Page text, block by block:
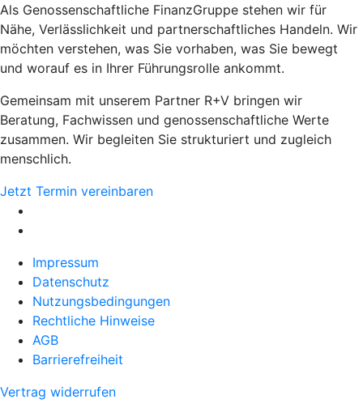
Als Genossenschaftliche FinanzGruppe stehen wir für
Nähe, Verlässlichkeit und partnerschaftliches Handeln. Wir
möchten verstehen, was Sie vorhaben, was Sie bewegt
und worauf es in Ihrer Führungsrolle ankommt.
Gemeinsam mit unserem Partner R+V bringen wir
Beratung, Fachwissen und genossenschaftliche Werte
zusammen. Wir begleiten Sie strukturiert und zugleich
menschlich.
Jetzt Termin vereinbaren
Impressum
Datenschutz
Nutzungsbedingungen
Rechtliche Hinweise
AGB
Barrierefreiheit
Vertrag widerrufen